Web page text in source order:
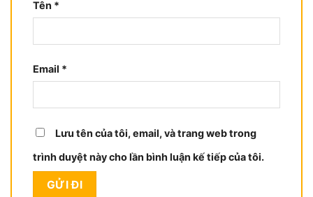
Tên *
Email *
Lưu tên của tôi, email, và trang web trong
trình duyệt này cho lần bình luận kế tiếp của tôi.